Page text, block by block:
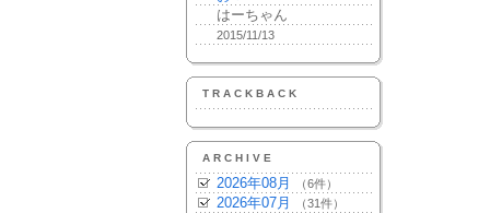
はーちゃん
2015/11/13
TRACKBACK
ARCHIVE
2026年08月 （6件）
2026年07月 （31件）